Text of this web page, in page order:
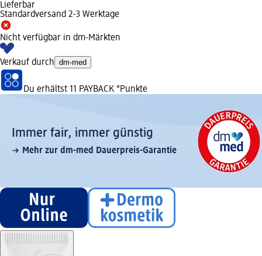
Lieferbar
Standardversand 2-3 Werktage
Nicht verfügbar in dm-Märkten
Verkauf durch dm-med
Du erhältst 11 PAYBACK °Punkte
Immer fair,­ immer günstig
Mehr zur dm-med Dauerpreis-Garantie